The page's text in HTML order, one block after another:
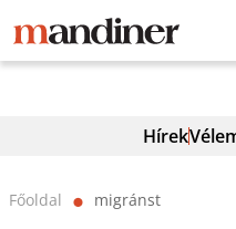
Hírek
Főoldal ⬤ migránst